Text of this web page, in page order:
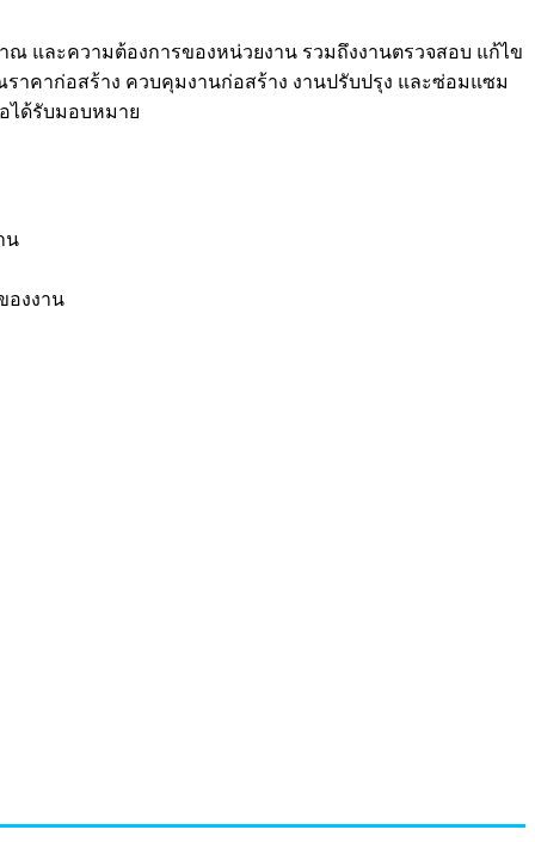
และความต้องการของหน่วยงาน รวมถึงงานตรวจสอบ แก้ไข
าคาก่อสร้าง ควบคุมงานก่อสร้าง งานปรับปรุง และซ่อมแซม
ได้รับมอบหมาย
น
องงาน